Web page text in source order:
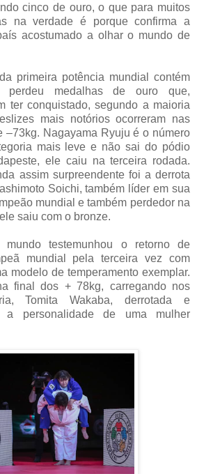
cinco de ouro, o que para muitos
na verdade é porque confirma a
acostumado a olhar o mundo de
primeira potência mundial contém
perdeu medalhas de ouro que,
ter conquistado, segundo a maioria
mais notórios ocorreram nas
–73kg. Nagayama Ryuju é o número
mais leve e não sai do pódio
ele caiu na terceira rodada.
assim surpreendente foi a derrota
Soichi, também líder em sua
mundial e também perdedor na
saiu com o bronze.
testemunhou o retorno de
mundial pela terceira vez com
modelo de temperamento exemplar.
final dos + 78kg, carregando nos
Tomita Wakaba, derrotada e
a personalidade de uma mulher